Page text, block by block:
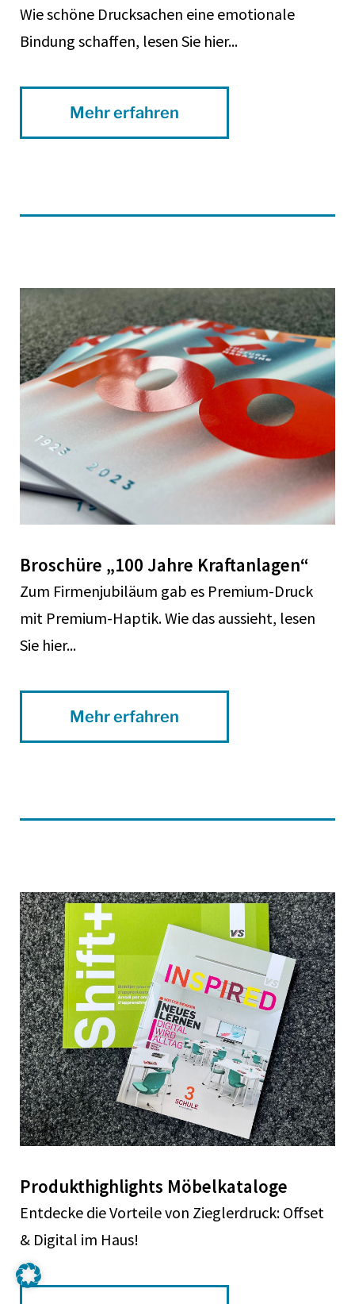
Wie schöne Drucksachen eine emotionale
Bindung schaffen, lesen Sie hier...
Mehr erfahren
Broschüre „100 Jahre Kraftanlagen“
Zum Firmenjubiläum gab es Premium-Druck
mit Premium-Haptik. Wie das aussieht, lesen
Sie hier...
Mehr erfahren
Produkthighlights Möbelkataloge
Entdecke die Vorteile von Zieglerdruck: Offset
& Digital im Haus!